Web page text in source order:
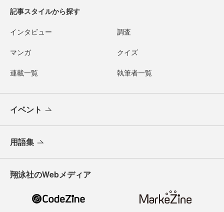
記事スタイルから探す
インタビュー 調査
マンガ クイズ
連載一覧 執筆者一覧
イベント
用語集
翔泳社のWebメディア